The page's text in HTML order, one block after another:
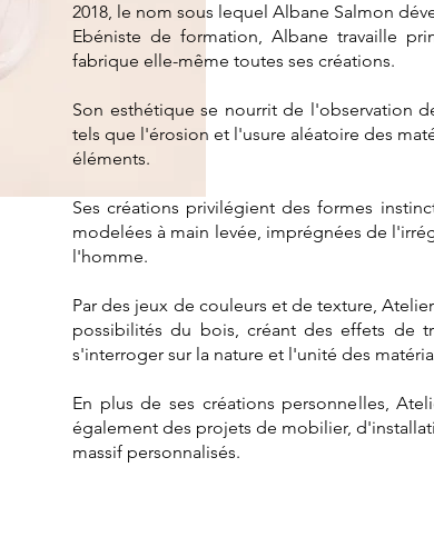
2018, le nom sous lequel Albane Salmon
Ebéniste de formation, Albane travaille
fabrique elle-même toutes ses créations.
Son esthétique se nourrit de l'observation
tels que l'érosion et l'usure aléatoire des
éléments.
Ses créations privilégient des formes
modelées à main levée, imprégnées de
l'homme.
Par des jeux de couleurs et de texture,
possibilités du bois, créant des effets de
s'interroger sur la nature et l'unité des
En plus de ses créations personnelles,
également des projets de mobilier,
massif personnalisés.